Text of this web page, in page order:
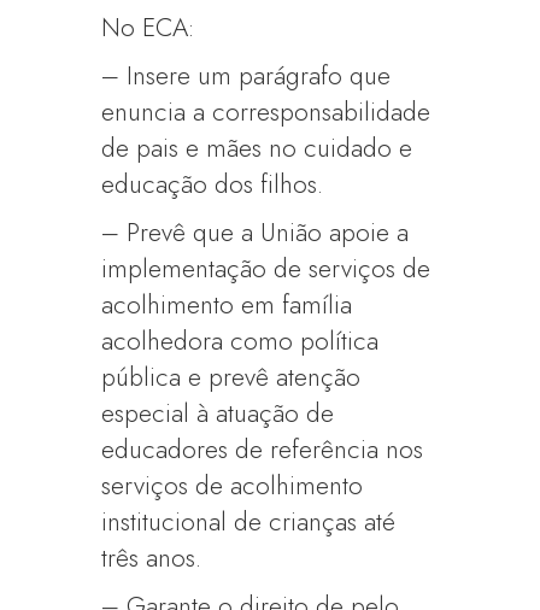
No ECA:
– Insere um parágrafo que
enuncia a corresponsabilidade
de pais e mães no cuidado e
educação dos filhos.
– Prevê que a União apoie a
implementação de serviços de
acolhimento em família
acolhedora como política
pública e prevê atenção
especial à atuação de
educadores de referência nos
serviços de acolhimento
institucional de crianças até
três anos.